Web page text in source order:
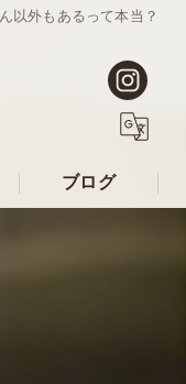
以外もあるって本当？
ブログ